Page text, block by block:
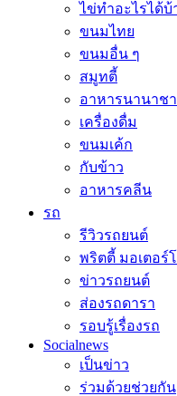
ไข่ทำอะไรได้บ้
ขนมไทย
ขนมอื่น ๆ
สมูทตี้
อาหารนานาช
เครื่องดื่ม
ขนมเค้ก
กับข้าว
อาหารคลีน
รถ
รีวิวรถยนต์
พริตตี้ มอเตอร์
ข่าวรถยนต์
ส่องรถดารา
รอบรู้เรื่องรถ
Socialnews
เป็นข่าว
ร่วมด้วยช่วยกัน